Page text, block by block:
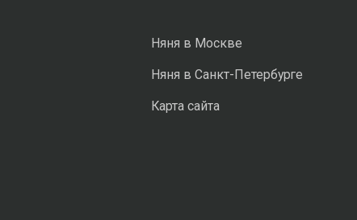
Няня в Москве
Няня в Санкт-Петербурге
Карта сайта